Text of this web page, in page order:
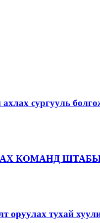
ахлах сургууль
КОМАНД
оруулах тухай